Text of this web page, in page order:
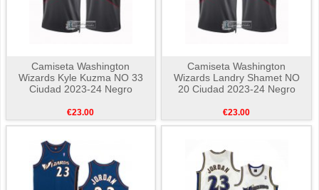
Camiseta Washington
Wizards Kyle Kuzma NO 33
Ciudad 2023-24 Negro
€23.00
Camiseta Washington
Wizards Landry Shamet NO
20 Ciudad 2023-24 Negro
€23.00